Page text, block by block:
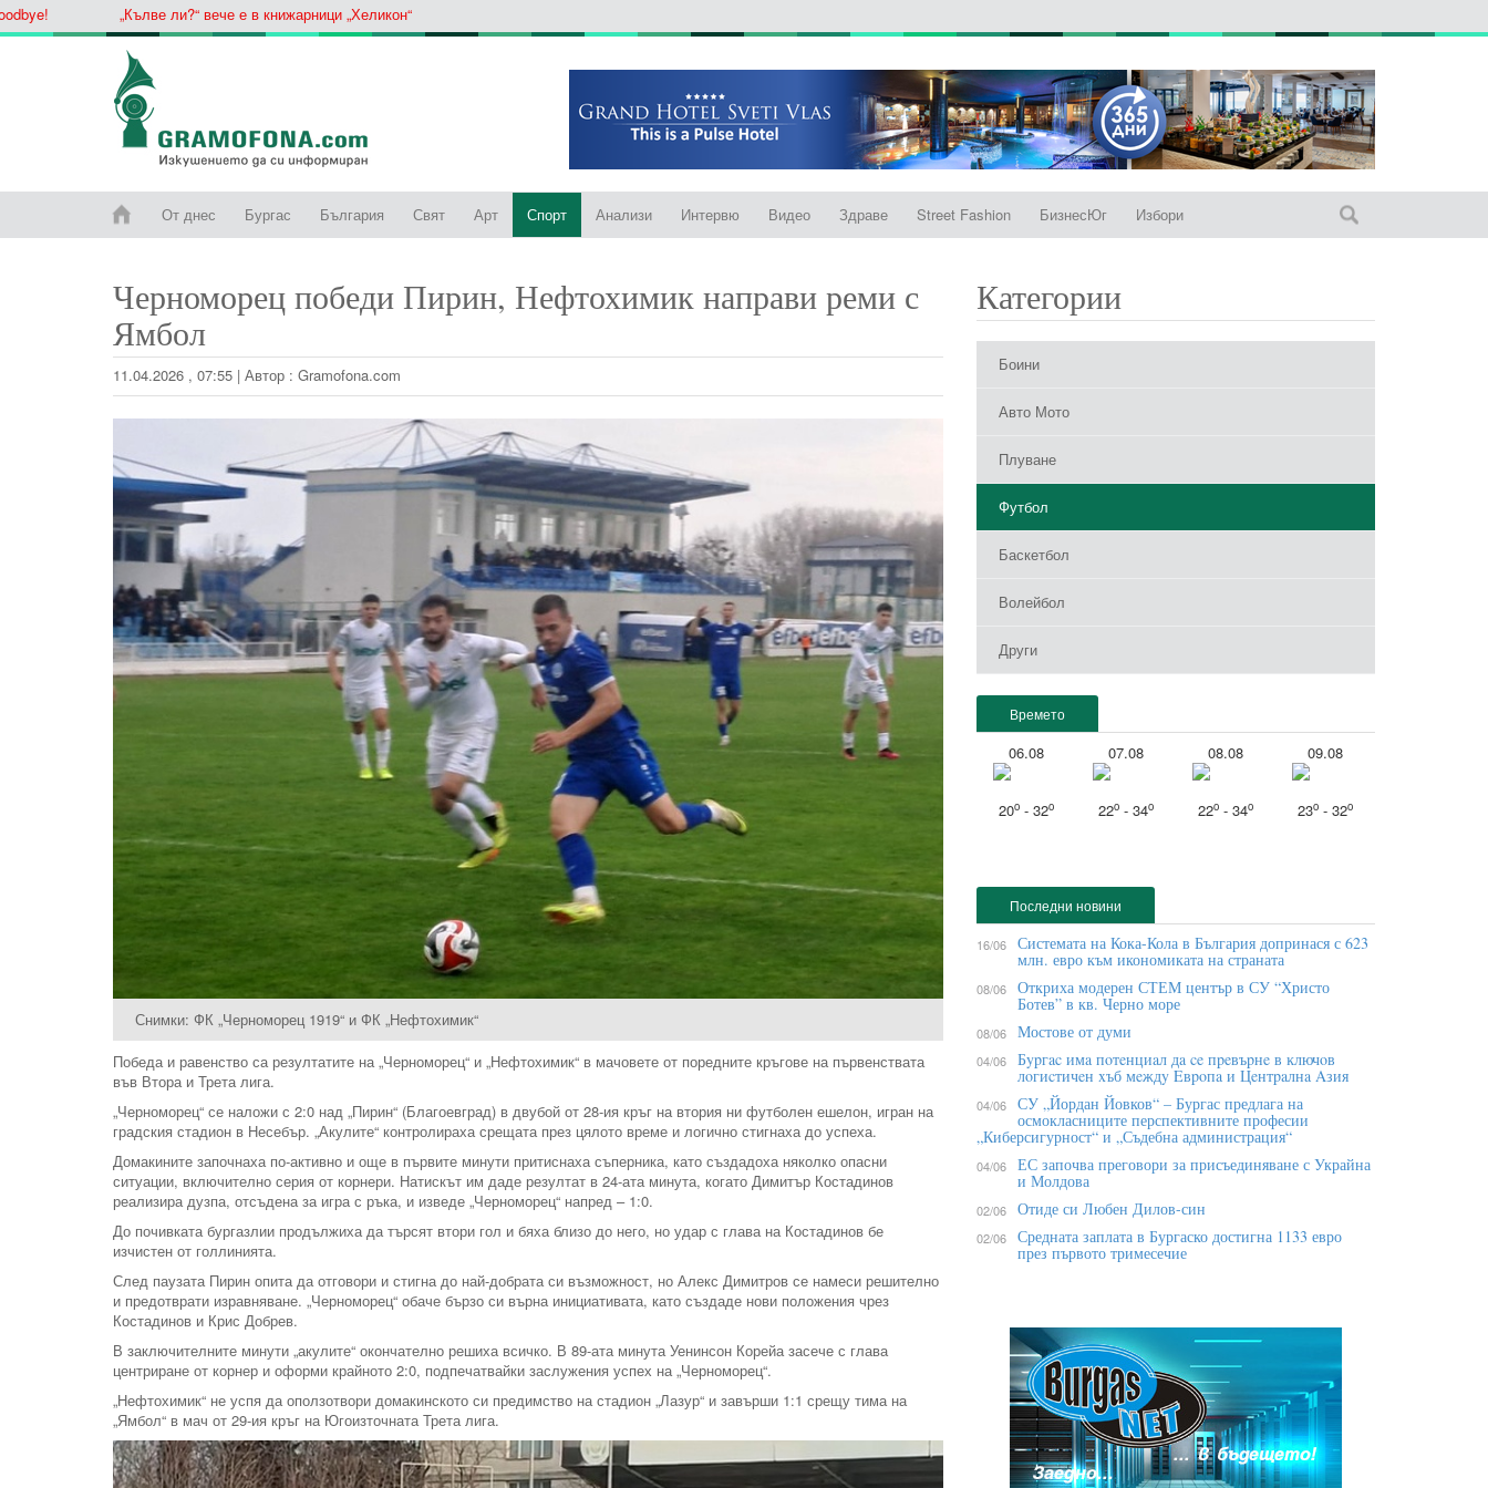
„Кълве ли?“ вече е в книжарници „Хеликон“
От днес Бургас България Свят Арт Спорт Анализи Интервю Видео Здраве Street Fashion БизнесЮг Избори
Черноморец победи Пирин, Нефтохимик направи реми с
Ямбол
11.04.2026 , 07:55 | Автор : Gramofona.com
Снимки: ФК „Черноморец 1919“ и ФК „Нефтохимик“
Победа и равенство са резултатите на „Черноморец“ и „Нефтохимик“ в мачовете от поредните кръгове на първенствата
във Втора и Трета лига.
„Черноморец“ се наложи с 2:0 над „Пирин“ (Благоевград) в двубой от 28-ия кръг на втория ни футболен ешелон, игран на
градския стадион в Несебър. „Акулите“ контролираха срещата през цялото време и логично стигнаха до успеха.
Домакините започнаха по-активно и още в първите минути притиснаха съперника, като създадоха няколко опасни
ситуации, включително серия от корнери. Натискът им даде резултат в 24-ата минута, когато Димитър Костадинов
реализира дузпа, отсъдена за игра с ръка, и изведе „Черноморец“ напред – 1:0.
До почивката бургазлии продължиха да търсят втори гол и бяха близо до него, но удар с глава на Костадинов бе
изчистен от голлинията.
След паузата Пирин опита да отговори и стигна до най-добрата си възможност, но Алекс Димитров се намеси решително
и предотврати изравняване. „Черноморец“ обаче бързо си върна инициативата, като създаде нови положения чрез
Костадинов и Крис Добрев.
В заключителните минути „акулите“ окончателно решиха всичко. В 89-ата минута Уенинсон Корейа засече с глава
центриране от корнер и оформи крайното 2:0, подпечатвайки заслужения успех на „Черноморец“.
„Нефтохимик“ не успя да оползотвори домакинското си предимство на стадион „Лазур“ и завърши 1:1 срещу тима на
„Ямбол“ в мач от 29-ия кръг на Югоизточната Трета лига.
Категории
Боини
Авто Мото
Плуване
Футбол
Баскетбол
Волейбол
Други
Времето
06.08
20o - 32o
07.08
22o - 34o
08.08
22o - 34o
09.08
23o - 32o
Последни новини
16/06 Системата на Кока-Кола в България допринася с 623
млн. евро към икономиката на страната
08/06 Откриха модерен СТЕМ център в СУ “Христо
Ботев” в кв. Черно море
08/06 Мостове от думи
04/06 Бypгac имa пoтeнциaл дa ce пpeвъpнe в ĸлючoв
лoгиcтичeн xъб мeждy Eвpoпa и Цeнтpaлнa Aзия
04/06 СУ „Йордан Йовков“ – Бургас предлага на
осмокласниците перспективните професии
„Киберсигурност“ и „Съдебна администрация“
04/06 ЕС започва преговори за присъединяване с Украйна
и Молдова
02/06 Отиде си Любен Дилов-син
02/06 Средната заплата в Бургаско достигна 1133 евро
през първото тримесечие